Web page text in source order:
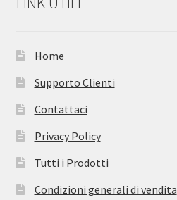
Home
Supporto Clienti
Contattaci
Privacy Policy
Tutti i Prodotti
Condizioni generali di vendita